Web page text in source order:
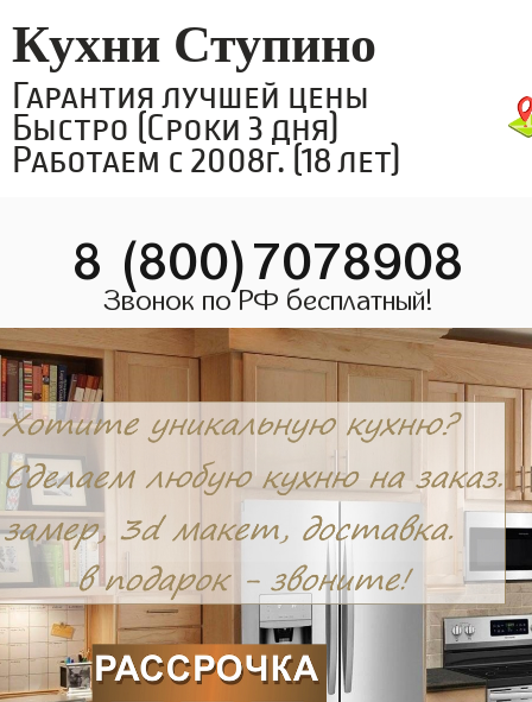
Кухни Ступино
Гарантия лучшей цены
Быстро (Сроки 3 дня)
Работаем с 2008г. (18 лет)
8 (800)7078908
Звонок по РФ бесплатный!